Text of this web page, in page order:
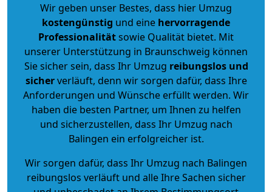
Wir geben unser Bestes, dass hier Umzug
kostengünstig und eine hervorragende
Professionalitätsowie Qualität bietet. Mit
unserer Unterstützung in Braunschweig können
Sie sicher sein, dass Ihr Umzug reibungslos und
sicherverläuft, denn wir sorgen dafür, dass Ihre
Anforderungen und Wünsche erfüllt werden. Wir
haben die besten Partner, um Ihnen zu helfen
und sicherzustellen, dass Ihr Umzug nach
Balingen ein erfolgreicher ist.
Wir sorgen dafür, dass Ihr Umzug nach Balingen
reibungslos verläuft und alle Ihre Sachen sicher